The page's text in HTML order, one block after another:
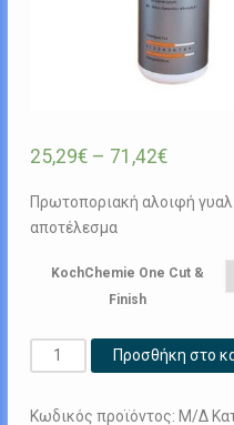
25,29€– 71,42€
Πρωτοποριακή αλοιφή
αποτέλεσμα
KochChemie One Cut &
Finish
KochChemie
One
Προσθήκη στο
Κωδικός προϊόντος: Μ/Δ